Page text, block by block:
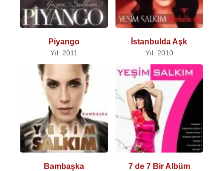
Piyango
Yıl: 2011
İstanbulda Aşk
Yıl: 2010
Bambaşka 7 de 7 Bir Albüm